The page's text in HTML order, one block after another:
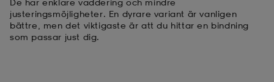
justeringsmöjligheter. En dyrare variant är vanligen
bättre, men det viktigaste är att du hittar en bindning
som passar just dig.